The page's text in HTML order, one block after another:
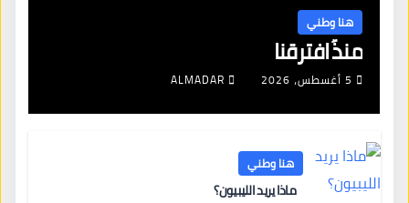
هنا وطني
منذُ افترقنا
5 أغسطس، 2026 ALMADAR
هنا وطني
ماذا يريد الليبيون؟